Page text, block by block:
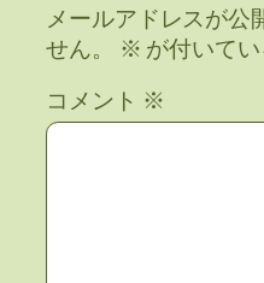
メールアドレスが公
せん。
※ が付いて
コメント ※